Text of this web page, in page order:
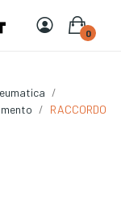
0
RACCORDO